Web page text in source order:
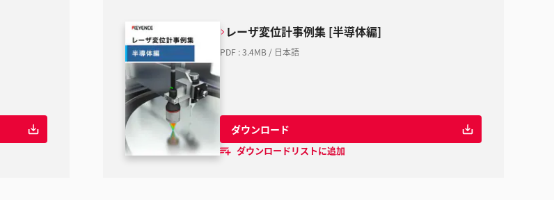
レーザ変位計事例集 [半導体編]
PDF :3.4MB / 日本語
ダウンロード
ダウンロードリストに追加